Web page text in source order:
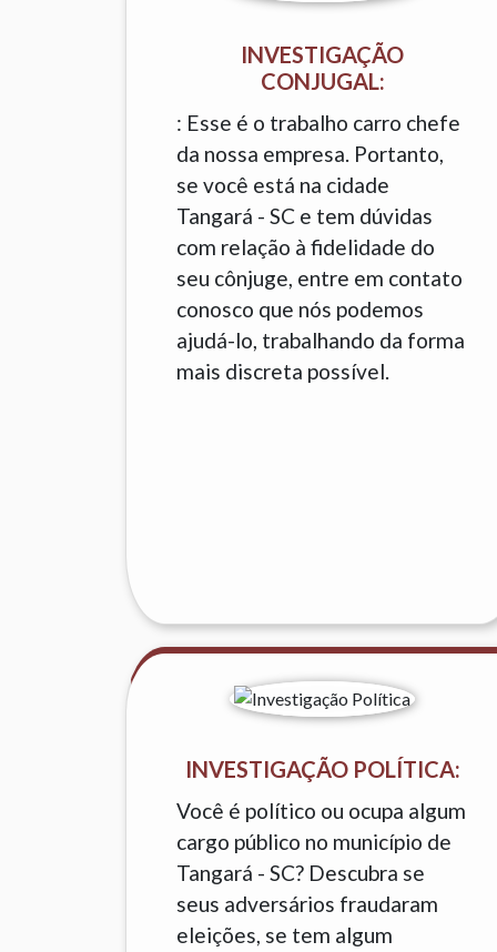
INVESTIGAÇÃO
CONJUGAL:
: Esse é o trabalho carro chefe
da nossa empresa. Portanto,
se você está na cidade
Tangará - SC e tem dúvidas
com relação à fidelidade do
seu cônjuge, entre em contato
conosco que nós podemos
ajudá-lo, trabalhando da forma
mais discreta possível.
INVESTIGAÇÃO POLÍTICA:
Você é político ou ocupa algum
cargo público no município de
Tangará - SC? Descubra se
seus adversários fraudaram
eleições, se tem algum